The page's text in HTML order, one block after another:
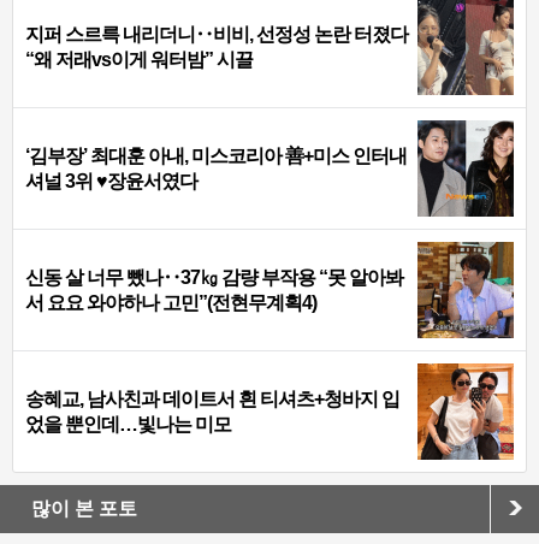
지퍼 스르륵 내리더니‥비비, 선정성 논란 터졌다
“왜 저래vs이게 워터밤” 시끌
‘김부장’ 최대훈 아내, 미스코리아 善+미스 인터내
셔널 3위 ♥장윤서였다
신동 살 너무 뺐나‥37㎏ 감량 부작용 “못 알아봐
서 요요 와야하나 고민”(전현무계획4)
송혜교, 남사친과 데이트서 흰 티셔츠+청바지 입
었을 뿐인데…빛나는 미모
많이 본 포토